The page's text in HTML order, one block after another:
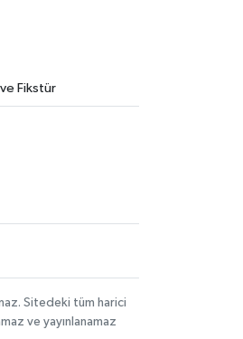
Fikstür
Sitedeki tüm harici
ve yayınlanamaz